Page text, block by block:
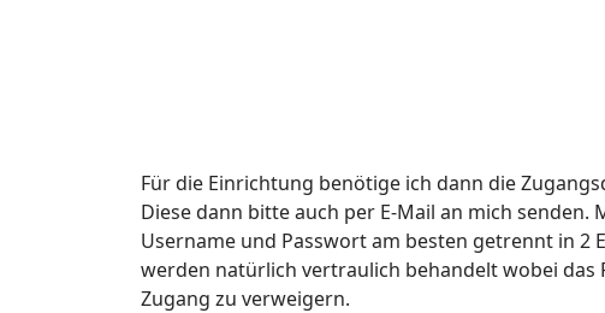
Für die Einrichtung benötige ich dann die
Diese dann bitte auch per E-Mail an mich senden.
Username und Passwort am besten getrennt in 2
werden natürlich vertraulich behandelt wobei
Zugang zu verweigern.